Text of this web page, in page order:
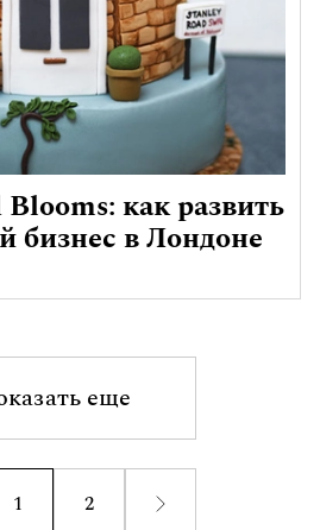
как развить
бизнес в Лондоне
еще
1 2